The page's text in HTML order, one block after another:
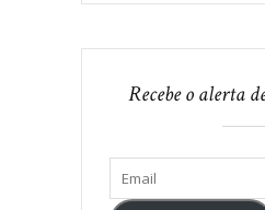
Recebe o alerta